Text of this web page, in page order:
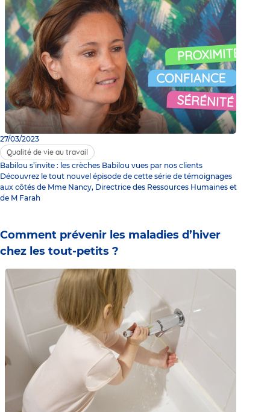
27/03/2023
Qualité de vie au travail
Babilou s’invite : les crèches Babilou vues par nos clients
Découvrez le tout nouvel épisode de cette série de témoignages
aux côtés de Mme Nancy, Directrice des Ressources Humaines et
de M Farah
Comment prévenir les maladies d’hiver
chez les tout-petits ?